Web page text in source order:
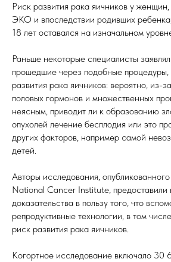
Риск развития рака яичников у
ЭКО и впоследствии родивших
18 лет оставался на изначальном
Раньше некоторые специалисты
прошедшие через подобные
развития рака яичников: вероятно, из-
половых гормонов и множественных
неясным, приводит ли к образованию
опухолей лечение бесплодия или это
других факторов, например самой
детей.
Авторы исследования,
National Cancer Institute, предоставили
доказательства в пользу того, что
репродуктивные технологии, в том
риск развития рака яичников.
Когортное исследование включало 30